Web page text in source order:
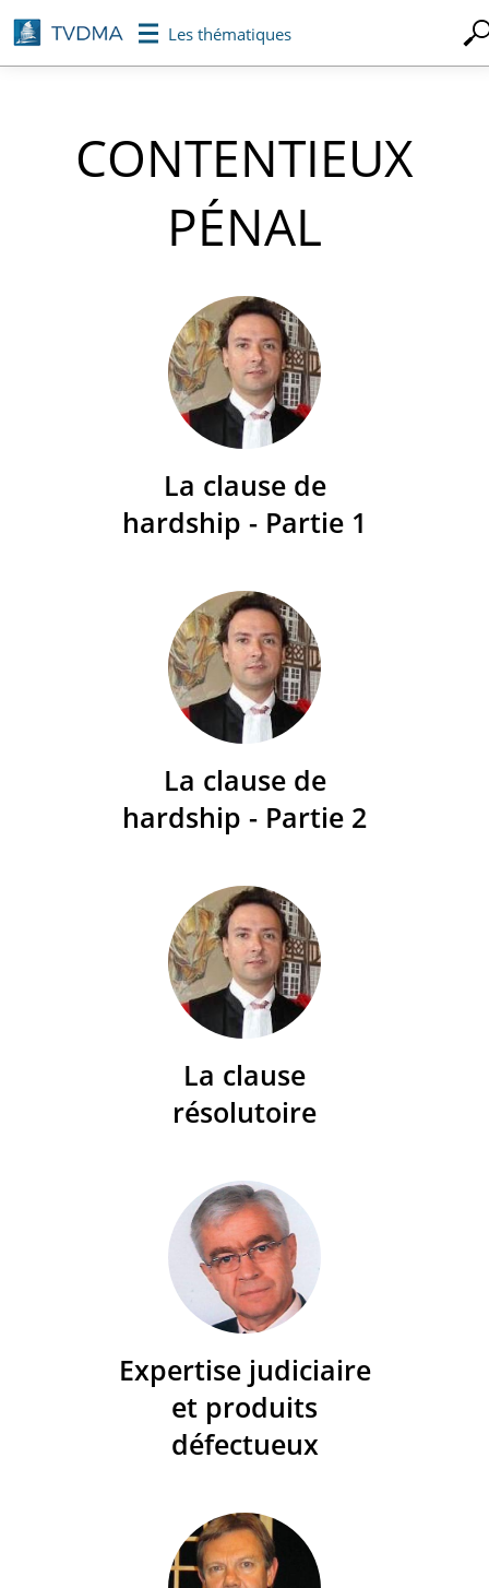
Aller
au
contenu
Les thématiques
CONTENTIEUX
PÉNAL
La clause de
hardship - Partie 1
La clause de
hardship - Partie 2
La clause
résolutoire
Expertise judiciaire
et produits
défectueux